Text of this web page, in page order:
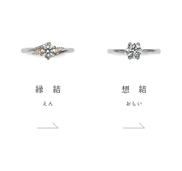
縁 結
えん
想 結
おもい